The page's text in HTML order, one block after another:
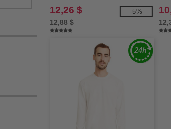
tri-matière
12,26 $
12,88 $
-5%